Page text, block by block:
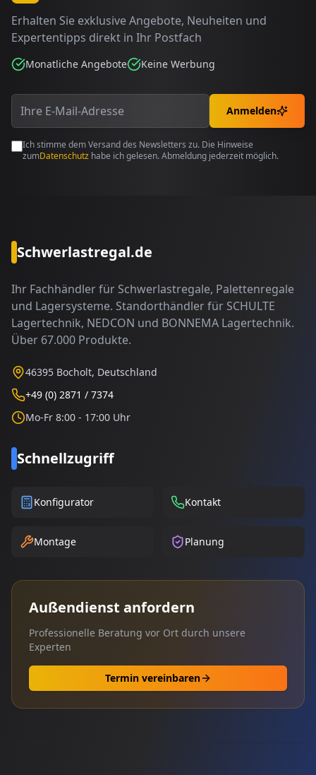
Erhalten Sie exklusive Angebote, Neuheiten und
Expertentipps direkt in Ihr Postfach
Monatliche Angebote Keine Werbung
Anmelden
Ich stimme dem Versand des Newsletters zu. Die Hinweise
zumDatenschutz habe ich gelesen. Abmeldung jederzeit möglich.
Schwerlastregal.de
Ihr Fachhändler für Schwerlastregale, Palettenregale
und Lagersysteme. Standorthändler für SCHULTE
Lagertechnik, NEDCON und BONNEMA Lagertechnik.
Über 67.000 Produkte.
46395 Bocholt, Deutschland
+49 (0) 2871 / 7374
Mo-Fr 8:00 - 17:00 Uhr
Schnellzugriff
Konfigurator Kontakt
Montage Planung
Außendienst anfordern
Professionelle Beratung vor Ort durch unsere
Experten
Termin vereinbaren